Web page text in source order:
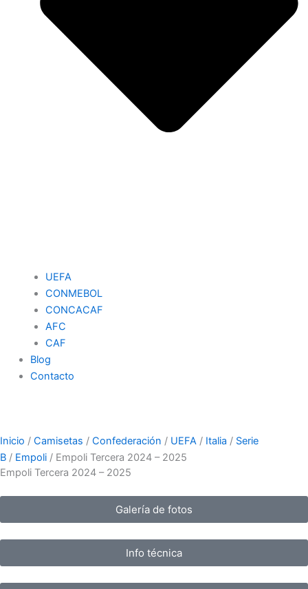
UEFA
CONMEBOL
CONCACAF
AFC
CAF
Blog
Contacto
Inicio / Camisetas / Confederación / UEFA / Italia / Serie
B / Empoli / Empoli Tercera 2024 – 2025
Empoli Tercera 2024 – 2025
Galería de fotos
Info técnica